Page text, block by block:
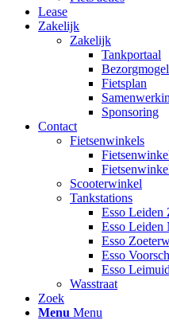
Lease
Zakelijk
Zakelijk
Tankportaal
Fietsplan
Sponsoring
Contact
Fietsenwinkels
Scooterwinkel
Tankstations
Esso Leiden
Esso Leiden
Esso
Esso
Esso
Wasstraat
Zoek
Menu Menu